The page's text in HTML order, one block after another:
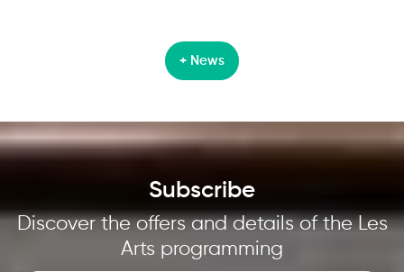
+ News
Subscribe
Discover the offers and details of the Les
Arts programming